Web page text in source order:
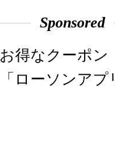
Sponsored
お得なクーポン
「ローソンア